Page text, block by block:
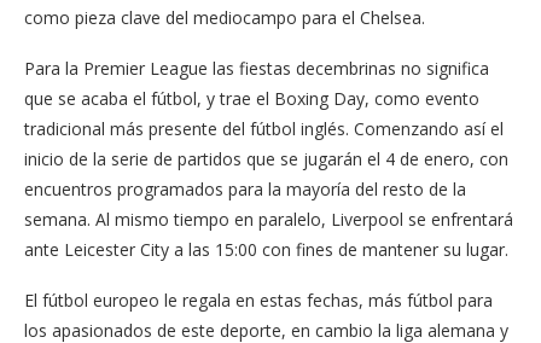
como pieza clave del mediocampo para el Chelsea.
Para la Premier League las fiestas decembrinas no significa
que se acaba el fútbol, y trae el Boxing Day, como evento
tradicional más presente del fútbol inglés. Comenzando así el
inicio de la serie de partidos que se jugarán el 4 de enero, con
encuentros programados para la mayoría del resto de la
semana. Al mismo tiempo en paralelo, Liverpool se enfrentará
ante Leicester City a las 15:00 con fines de mantener su lugar.
El fútbol europeo le regala en estas fechas, más fútbol para
los apasionados de este deporte, en cambio la liga alemana y